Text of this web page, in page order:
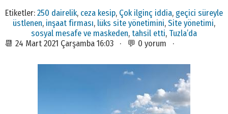
Etiketler: 250 dairelik, ceza kesip, Çok ilginç iddia, geçici süreyle
üstlenen, inşaat firması, lüks site yönetimini, Site yönetimi,
sosyal mesafe ve maskeden, tahsil etti, Tuzla’da
📆 24 Mart 2021 Çarşamba 16:03 · 💬 0 yorum ·